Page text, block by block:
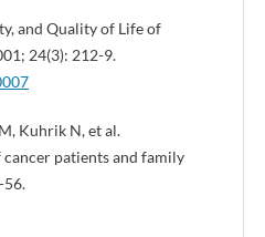
and Quality of Life of
24(3): 212-9.
Kuhrik N, et al.
patients and family
56.